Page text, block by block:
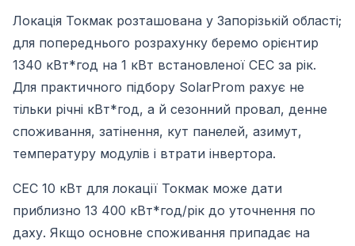
Локація Токмак розташована у Запорізькій області;
для попереднього розрахунку беремо орієнтир
1340 кВт*год на 1 кВт встановленої СЕС за рік.
Для практичного підбору SolarProm рахує не
тільки річні кВт*год, а й сезонний провал, денне
споживання, затінення, кут панелей, азимут,
температуру модулів і втрати інвертора.
СЕС 10 кВт для локації Токмак може дати
приблизно 13 400 кВт*год/рік до уточнення по
даху. Якщо основне споживання припадає на